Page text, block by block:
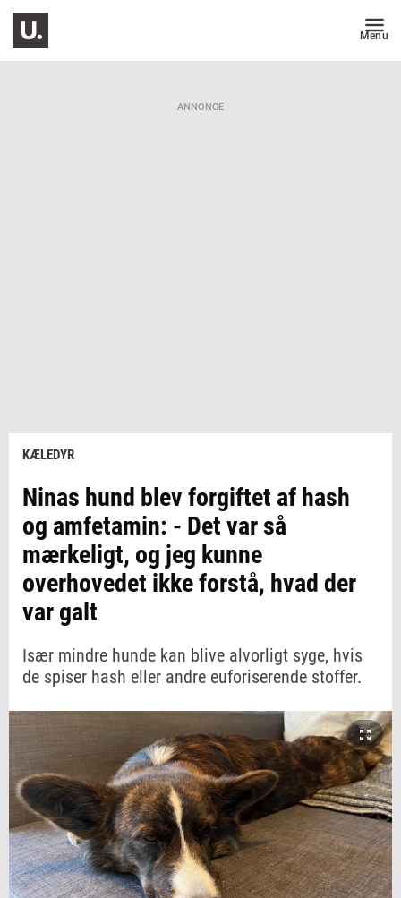
Menu
ANNONCE
KÆLEDYR
Ninas hund blev forgiftet af hash
og amfetamin: - Det var så
mærkeligt, og jeg kunne
overhovedet ikke forstå, hvad der
var galt
Især mindre hunde kan blive alvorligt syge, hvis
de spiser hash eller andre euforiserende stoffer.